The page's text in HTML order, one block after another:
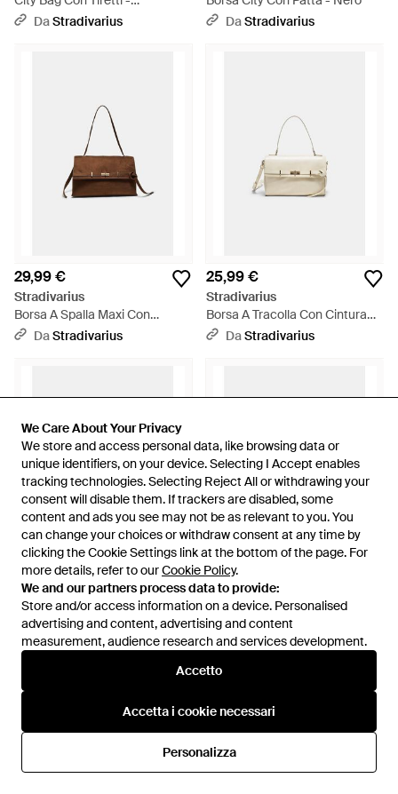
We Care About Your Privacy
We store and access personal data, like browsing data or
unique identifiers, on your device. Selecting I Accept enables
tracking technologies. Selecting Reject All or withdrawing your
consent will disable them. If trackers are disabled, some
content and ads you see may not be as relevant to you. You
can change your choices or withdraw consent at any time by
clicking the Cookie Settings link at the bottom of the page. For
more details, refer to ourCookie Policy.
We and our partners process data to provide:
Store and/or access information on a device. Personalised
advertising and content, advertising and content
measurement, audience research and services development.
Accetto
Accetta i cookie necessari
Personalizza
We Care About Your Privacy
We store and access personal data, like browsing data or
unique identifiers, on your device. Selecting I Accept enables
tracking technologies. Selecting Reject All or withdrawing your
consent will disable them. If trackers are disabled, some
content and ads you see may not be as relevant to you. You
can change your choices or withdraw consent at any time by
clicking the Cookie Settings link at the bottom of the page. For
more details, refer to ourCookie Policy.
We and our partners process data to provide:
Store and/or access information on a device. Personalised
advertising and content, advertising and content
measurement, audience research and services development.
Accetto
Accetta i cookie necessari
Personalizza
Multicolore
DaStradivarius
DaStradivarius
29,99 €
Stradivarius
Borsa A Spalla Maxi Con
Dettaglio Cintura - Marrone
DaStradivarius
25,99 €
Stradivarius
Borsa A Tracolla Con Cintura
Media - Bianco
DaStradivarius
19,99 €
Stradivarius
Mini City Bag Con Patta - Nero
DaStradivarius
19,99 €
Stradivarius
Borsa A Tracolla Piccola -
Marrone
DaStradivarius